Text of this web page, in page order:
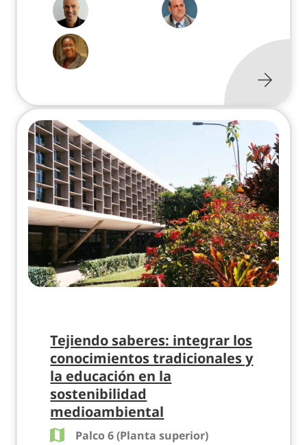
Tejiendo saberes: integrar los
conocimientos tradicionales y
la educación en la
sostenibilidad
medioambiental
Palco 6 (Planta superior)